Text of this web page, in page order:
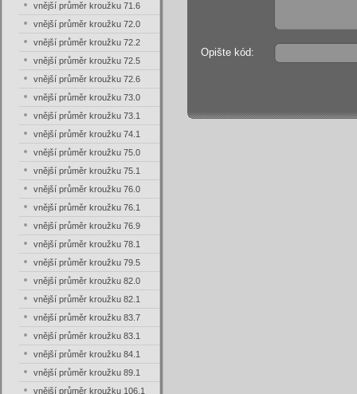
Opište kód:
vnější průměr kroužku 71.6
vnější průměr kroužku 72.0
vnější průměr kroužku 72.2
vnější průměr kroužku 72.5
vnější průměr kroužku 72.6
vnější průměr kroužku 73.0
vnější průměr kroužku 73.1
vnější průměr kroužku 74.1
vnější průměr kroužku 75.0
vnější průměr kroužku 75.1
vnější průměr kroužku 76.0
vnější průměr kroužku 76.1
vnější průměr kroužku 76.9
vnější průměr kroužku 78.1
vnější průměr kroužku 79.5
vnější průměr kroužku 82.0
vnější průměr kroužku 82.1
vnější průměr kroužku 83.7
vnější průměr kroužku 83.1
vnější průměr kroužku 84.1
vnější průměr kroužku 89.1
vnější průměr kroužku 106.1